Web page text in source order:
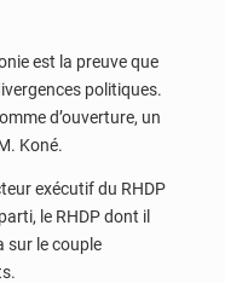
est la preuve que
politiques.
d’ouverture, un
Koné.
exécutif du RHDP
le RHDP dont il
sur le couple